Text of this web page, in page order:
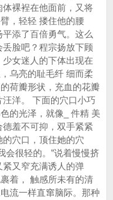
裸裎在他面前，又将
，轻轻 搂住他的腰
添了百倍勇气。这么
脸吧？程宗扬放下顾
女迷人的下体出现在
乌亮的耻毛纤 细而柔
荷瓣形状，充血的花瓣
洋。 下面的穴口小巧
的光泽，就像_ 件精 美
羞不可抑，双手紧紧
穴口，顶住她的穴
会很轻的。”说着慢慢挤
又窄充满诱人的弹
着， 触感所未有的清
流一样直窜脑际。那种